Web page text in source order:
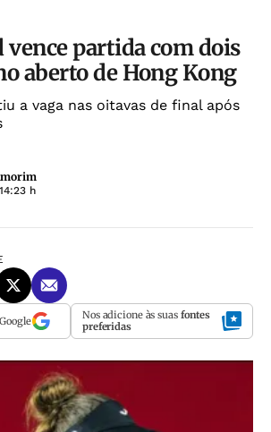
vence partida com dois
aberto de Hong Kong
a vaga nas oitavas de final após
h
Nos adicione às suas fontes
preferidas